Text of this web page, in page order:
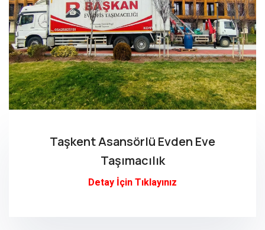
Taşkent Asansörlü Evden Eve
Taşımacılık
Detay İçin Tıklayınız